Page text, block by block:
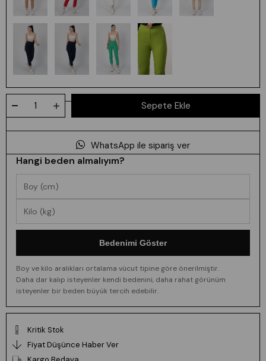
WhatsApp ile sipariş ver
Hangi beden almalıyım?
Bedenimi Göster
Boy ve kilo aralıkları ortalama vücut tipine göre önerilmiştir.
Daha dar kalıp isteyenler kendi bedenini, daha rahat görünüm
isteyenler bir beden büyük tercih edebilir.
Kritik Stok
Fiyat Düşünce Haber Ver